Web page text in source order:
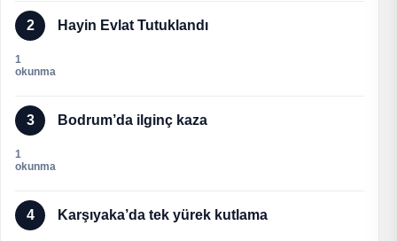
2 Hayin Evlat Tutuklandı
1
okunma
3 Bodrum’da ilginç kaza
1
okunma
4 Karşıyaka’da tek yürek kutlama